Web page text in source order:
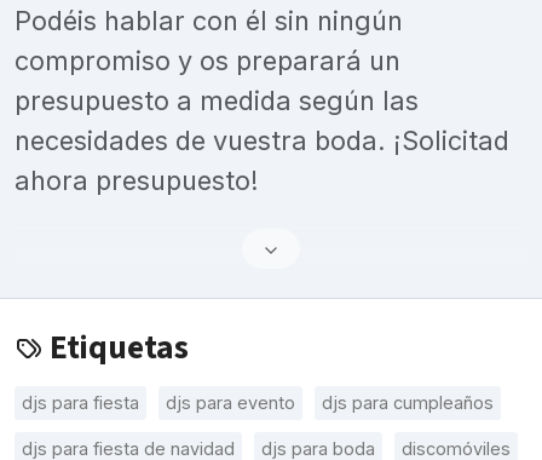
Podéis hablar con él sin ningún
compromiso y os preparará un
presupuesto a medida según las
necesidades de vuestra boda. ¡Solicitad
ahora presupuesto!
Etiquetas
djs para fiesta djs para evento djs para cumpleaños
djs para fiesta de navidad djs para boda discomóviles